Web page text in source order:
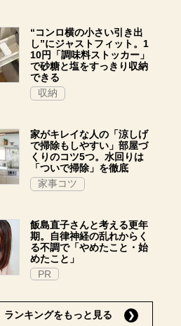
“コンロ横の小さい引き出
し”にジャストフィット。1
10円「調味料ストッカー」
で砂糖と塩をすっきり収納
できる
収納
家がキレイな人の「涼しげ
で掃除もしやすい」部屋づ
くりのコツ5つ。水回りは
「ついで掃除」を徹底
家事コツ
飯島直子さんと考える更年
期。自律神経の乱れからく
る不調で「やめたこと・始
めたこと」
PR
ランキングをもっと見る